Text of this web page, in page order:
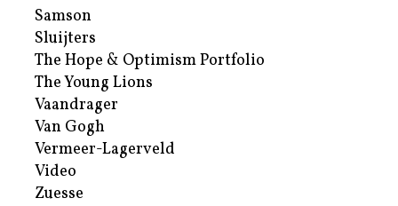
Samson
Sluijters
The Hope & Optimism Portfolio
The Young Lions
Vaandrager
Van Gogh
Vermeer-Lagerveld
Video
Zuesse